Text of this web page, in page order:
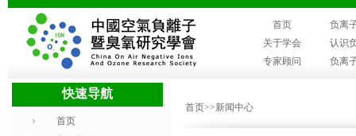
首页
负离
关于学会
认识
专家顾问
负离
快速导航
首页
首页>>新闻中心